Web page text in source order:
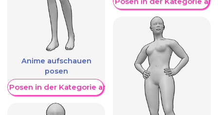
Anime aufschauen
posen
Posen in der Kategorie anzeigen